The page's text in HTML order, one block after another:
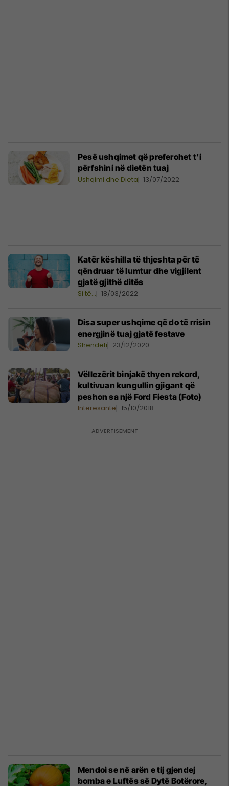
Pesë ushqimet që preferohet t’i
përfshini në dietën tuaj
Ushqimi dhe Dieta 13/07/2022
Katër këshilla të thjeshta për të
qëndruar të lumtur dhe vigjilent
gjatë gjithë ditës
Si të… 18/03/2022
Disa super ushqime që do të rrisin
energjinë tuaj gjatë festave
Shëndeti 23/12/2020
Vëllezërit binjakë thyen rekord,
kultivuan kungullin gjigant që
peshon sa një Ford Fiesta (Foto)
Interesante 15/10/2018
Mendoi se në arën e tij gjendej
bomba e Luftës së Dytë Botërore,